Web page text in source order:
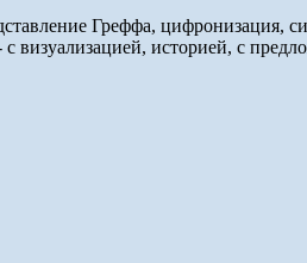
Греффа, цифронизация,
визуализацией, историей, с